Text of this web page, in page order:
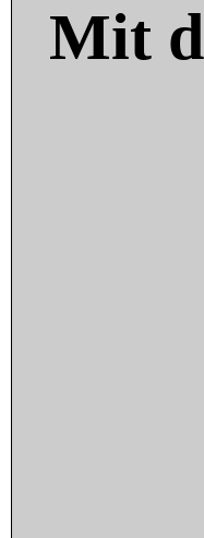
Mit